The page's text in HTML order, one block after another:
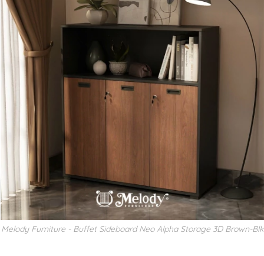
Melody Furniture - Buffet Sideboard Neo Alpha Storage 3D Brown-Blk